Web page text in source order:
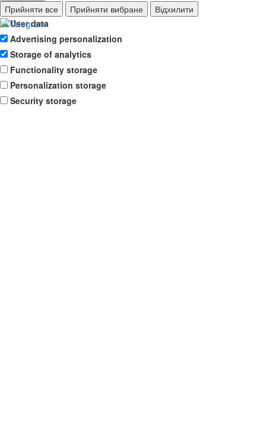
Ad storage
User data
Advertising personalization
Storage of analytics
Functionality storage
Personalization storage
Security storage
Прийняти все Прийняти вибране Відхилити